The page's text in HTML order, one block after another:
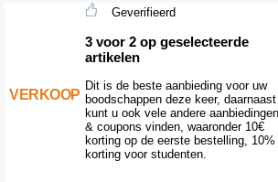
VERKOOP
Geverifieerd
3 voor 2 op geselecteerde
artikelen
Dit is de beste aanbieding voor uw
boodschappen deze keer, daarnaast
kunt u ook vele andere aanbiedingen
& coupons vinden, waaronder 10€
korting op de eerste bestelling, 10%
korting voor studenten.